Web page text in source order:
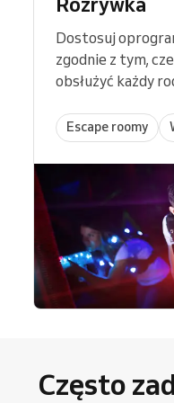
Dostosuj
zgodnie z tym,
obsłużyć każdy
Escape roomy
Często